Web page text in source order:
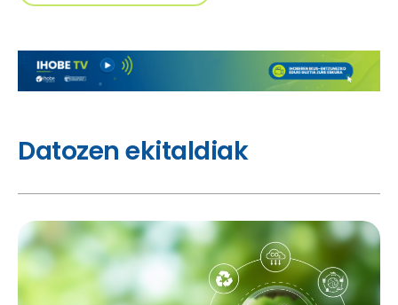
Datozen ekitaldiak